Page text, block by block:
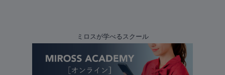
ミロスが学べるスクール